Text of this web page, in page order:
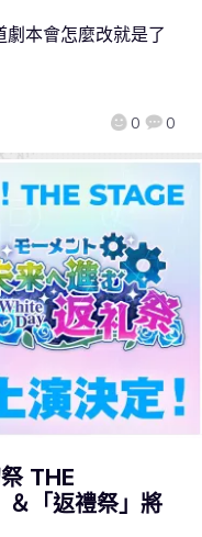
0 0
本會怎麼改就是了
THE
＆「返禮祭」將